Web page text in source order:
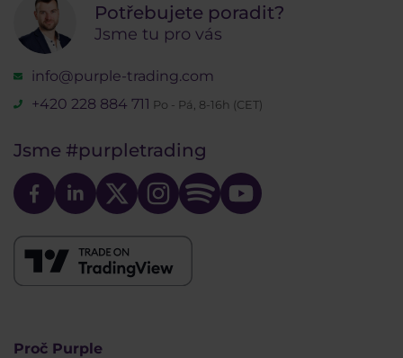
Potřebujete poradit?
Jsme tu pro vás
info@purple-trading.com
+420 228 884 711 Po - Pá, 8-16h (CET)
Jsme #purpletrading
Proč Purple